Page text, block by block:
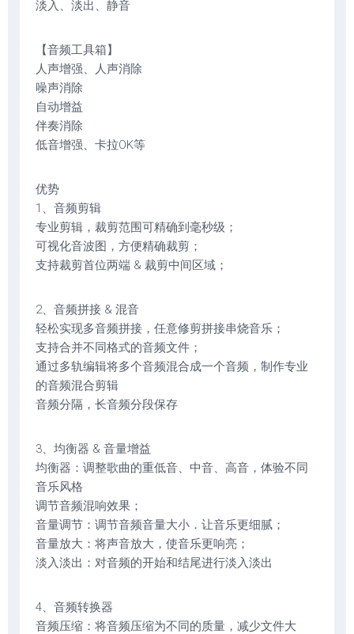
淡入、淡出、静音
【音频工具箱】
人声增强、人声消除
噪声消除
自动增益
伴奏消除
低音增强、卡拉OK等
优势
1、音频剪辑
专业剪辑，裁剪范围可精确到毫秒级；
可视化音波图，方便精确裁剪；
支持裁剪首位两端 & 裁剪中间区域；
2、音频拼接 & 混音
轻松实现多音频拼接，任意修剪拼接串烧音乐；
支持合并不同格式的音频文件；
通过多轨编辑将多个音频混合成一个音频，制作专业
的音频混合剪辑
音频分隔，长音频分段保存
3、均衡器 & 音量增益
均衡器：调整歌曲的重低音、中音、高音，体验不同
音乐风格
调节音频混响效果；
音量调节：调节音频音量大小．让音乐更细腻；
音量放大：将声音放大，使音乐更响亮；
淡入淡出：对音频的开始和结尾进行淡入淡出
4、音频转换器
音频压缩：将音频压缩为不同的质量，减少文件大